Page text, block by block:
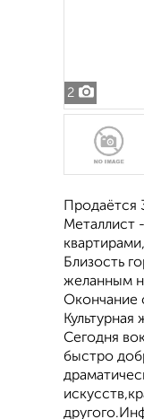
2
Металлист
Близость
желанным
Окончание
Культурная
Сегодня
быстро